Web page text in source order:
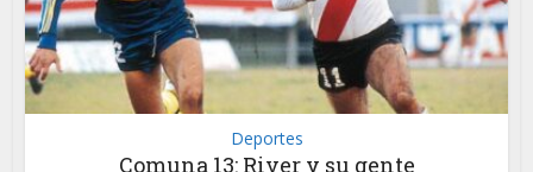
Deportes
Comuna 13: River y su gente